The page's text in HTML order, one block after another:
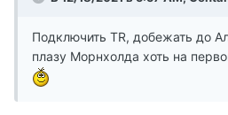
Подключить TR, добежать до
плазу Морнхолда хоть на